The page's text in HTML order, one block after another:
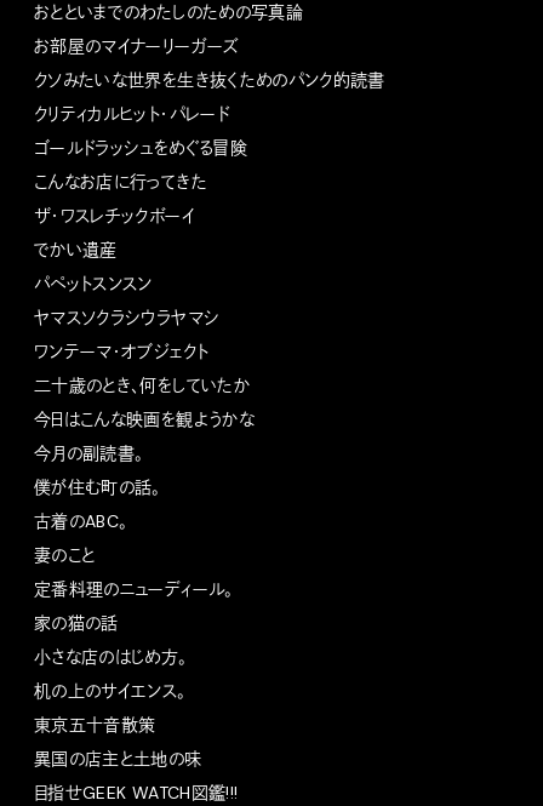
おとといまでのわたしのための写真論
お部屋のマイナーリーガーズ
クソみたいな世界を生き抜くためのパンク的読書
クリティカルヒット・パレード
ゴールドラッシュをめぐる冒険
こんなお店に行ってきた
ザ・ワスレチックボーイ
でかい遺産
パペットスンスン
ヤマスソクラシウラヤマシ
ワンテーマ・オブジェクト
二十歳のとき、何をしていたか
今日はこんな映画を観ようかな
今月の副読書。
僕が住む町の話。
古着のABC。
妻のこと
定番料理のニューディール。
家の猫の話
小さな店のはじめ方。
机の上のサイエンス。
東京五十音散策
異国の店主と土地の味
目指せGEEK WATCH図鑑!!!